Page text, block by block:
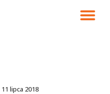
11 lipca 2018